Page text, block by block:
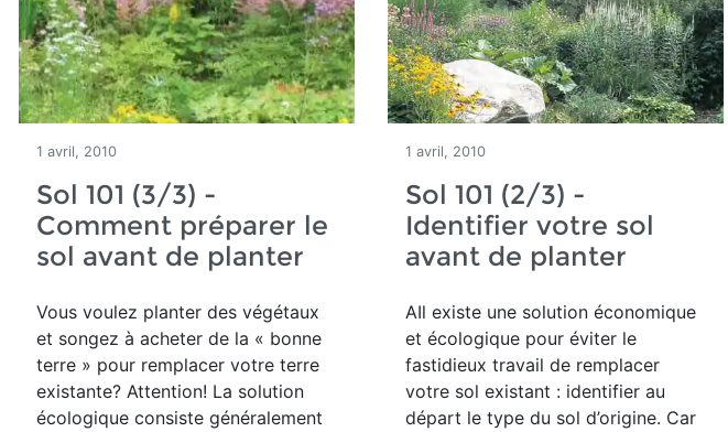
1 avril, 2010
Sol 101 (3/3) -
Comment préparer le
sol avant de planter
Vous voulez planter des végétaux
et songez à acheter de la « bonne
terre » pour remplacer votre terre
existante? Attention! La solution
écologique consiste généralement
1 avril, 2010
Sol 101 (2/3) -
Identifier votre sol
avant de planter
AIl existe une solution économique
et écologique pour éviter le
fastidieux travail de remplacer
votre sol existant : identifier au
départ le type du sol d’origine. Car